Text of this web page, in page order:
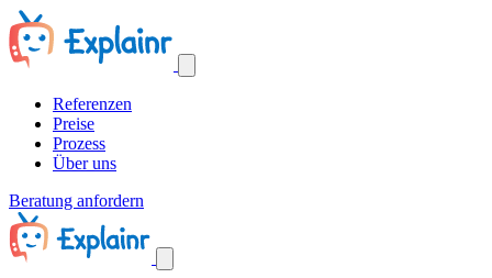
Referenzen
Preise
Prozess
Über uns
Beratung anfordern